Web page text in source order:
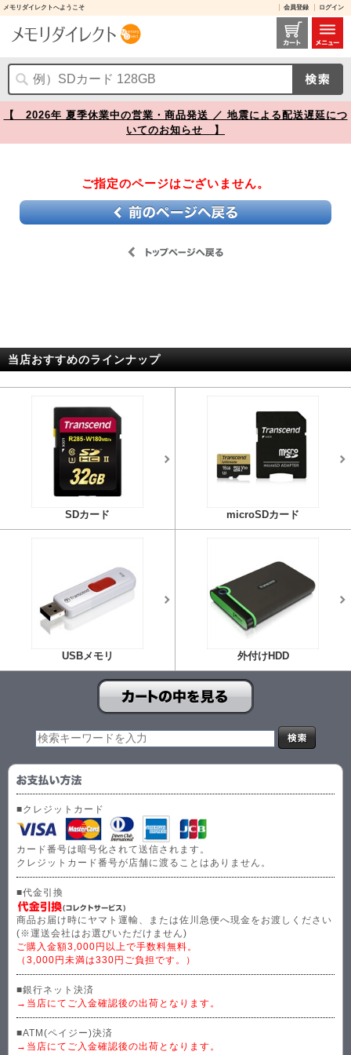
メモリダイレクトへようこそ 会員登録 ログイン
【】
【 2026年 夏季休業中の営業・商品発送 ／ 地震による配送遅延につ
いてのお知らせ 】
ご指定のページはございません。
当店おすすめのラインナップ
SDカード microSDカード
USBメモリ 外付けHDD
■クレジットカード
カード番号は暗号化されて送信されます。
クレジットカード番号が店舗に渡ることはありません。
■代金引換
商品お届け時にヤマト運輸、または佐川急便へ現金をお渡しください
(※運送会社はお選びいただけません)
ご購入金額3,000円以上で手数料無料。
（3,000円未満は330円ご負担です。）
■銀行ネット決済
→当店にてご入金確認後の出荷となります。
■ATM(ペイジー)決済
→当店にてご入金確認後の出荷となります。